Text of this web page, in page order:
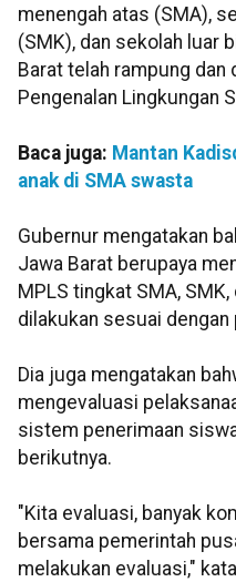
menengah atas (SMA),
(SMK), dan sekolah luar
Barat telah rampung
Pengenalan Lingkungan
Baca juga: Mantan
anak di SMA swasta
Gubernur mengatakan
Jawa Barat berupaya
MPLS tingkat SMA,
dilakukan sesuai dengan
Dia juga mengatakan
mengevaluasi
sistem penerimaan
berikutnya.
"Kita evaluasi, banyak
bersama pemerintah
melakukan evaluasi,"